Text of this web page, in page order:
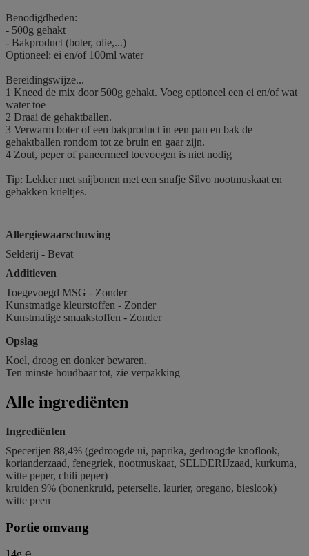
Benodigdheden:
- 500g gehakt
- Bakproduct (boter, olie,...)
Optioneel: ei en/of 100ml water
Bereidingswijze...
1 Kneed de mix door 500g gehakt. Voeg optioneel een ei en/of wat
water toe
2 Draai de gehaktballen.
3 Verwarm boter of een bakproduct in een pan en bak de
gehaktballen rondom tot ze bruin en gaar zijn.
4 Zout, peper of paneermeel toevoegen is niet nodig
Tip: Lekker met snijbonen met een snufje Silvo nootmuskaat en
gebakken krieltjes.
Allergiewaarschuwing
Selderij - Bevat
Additieven
Toegevoegd MSG - Zonder
Kunstmatige kleurstoffen - Zonder
Kunstmatige smaakstoffen - Zonder
Opslag
Koel, droog en donker bewaren.
Ten minste houdbaar tot, zie verpakking
Alle ingrediënten
Ingrediënten
Specerijen 88,4% (gedroogde ui, paprika, gedroogde knoflook,
korianderzaad, fenegriek, nootmuskaat, SELDERIJzaad, kurkuma,
witte peper, chili peper)
kruiden 9% (bonenkruid, peterselie, laurier, oregano, bieslook)
witte peen
Portie omvang